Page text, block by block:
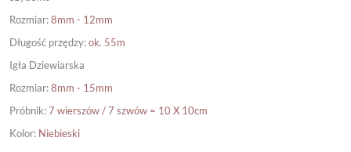
Rozmiar:8mm - 12mm
Długość przędzy:ok. 55m
Igła Dziewiarska
Rozmiar:8mm - 15mm
Próbnik:7 wierszów / 7 szwów = 10 X 10cm
Kolor: Niebieski